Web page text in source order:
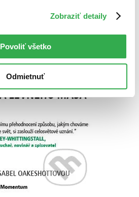
Zobraziť detaily
Povoliť všetko
Odmietnuť